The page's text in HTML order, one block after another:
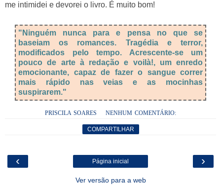
me intimidei e devorei o livro. É muito bom!
"Ninguém nunca para e pensa no que se
baseiam os romances. Tragédia e terror,
modificados pelo tempo. Acrescente-se um
pouco de arte à redação e voilà!, um enredo
emocionante, capaz de fazer o sangue correr
mais rápido nas veias e as mocinhas
suspirarem."
PRISCILA SOARES NENHUM COMENTÁRIO:
COMPARTILHAR
‹ ›
Página inicial
Ver versão para a web